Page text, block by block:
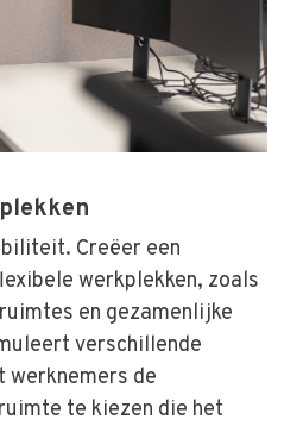
Creëer een
werkplekken, zoals
en gezamenlijke
verschillende
werknemers de
te kiezen die het